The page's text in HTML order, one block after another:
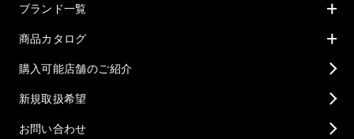
ブランド一覧
商品カタログ
購入可能店舗のご紹介
新規取扱希望
お問い合わせ